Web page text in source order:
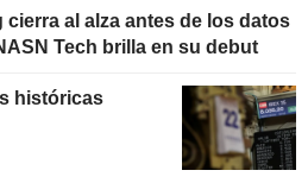
al alza antes de los datos
Tech brilla en su debut
históricas